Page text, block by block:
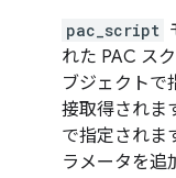
pac_script
れた PAC ス
ブジェクトで
接取得されま
で指定されま
ラメータを追